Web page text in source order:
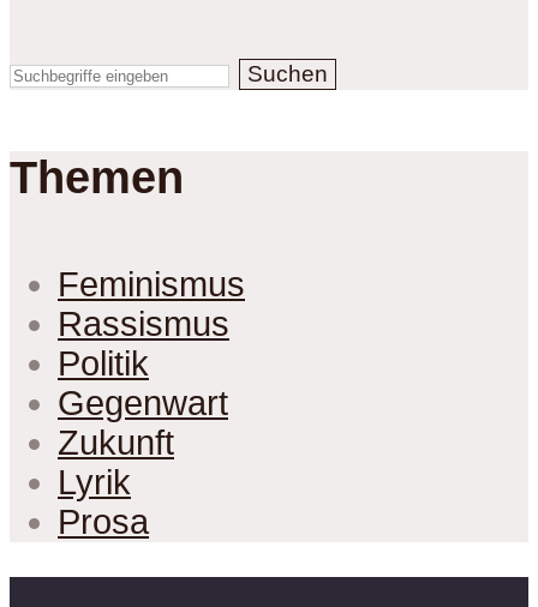
Suchen
Themen
Feminismus
Rassismus
Politik
Gegenwart
Zukunft
Lyrik
Prosa